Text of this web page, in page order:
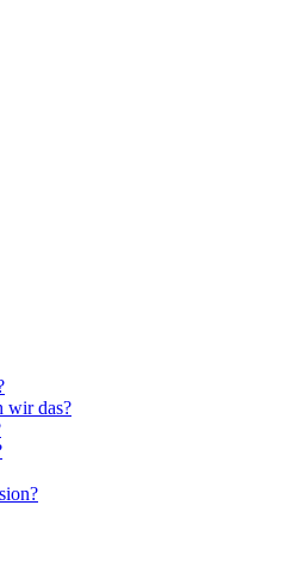
wir das?